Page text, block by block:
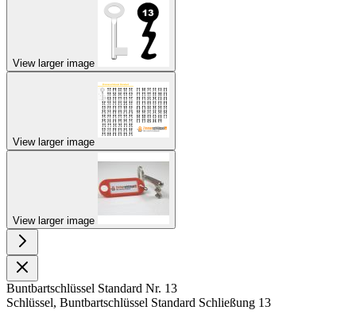
View larger image
View larger image
View larger image
Buntbartschlüssel Standard Nr. 13
Schlüssel, Buntbartschlüssel Standard Schließung 13